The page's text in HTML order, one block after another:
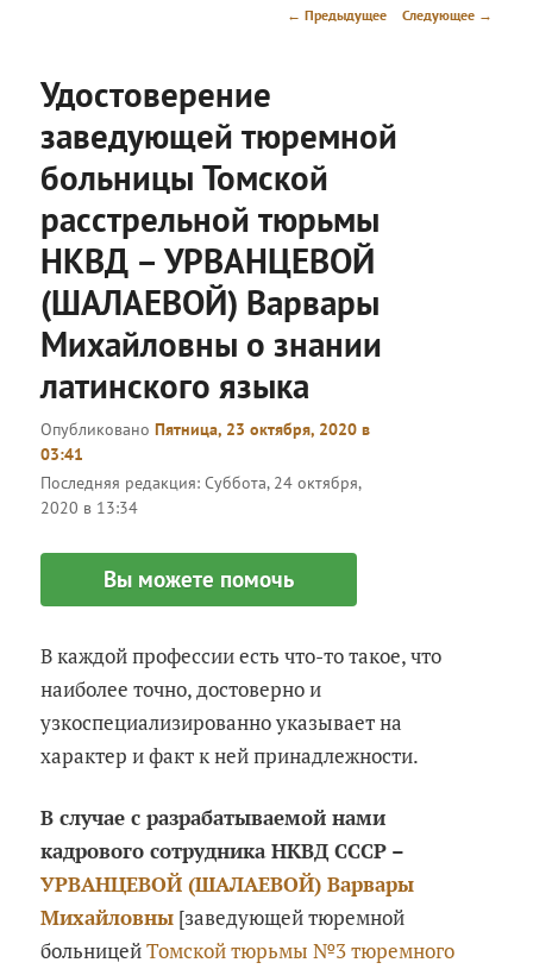
Навигация
← Предыдущее Следующее →
Удостоверение
заведующей тюремной
больницы Томской
расстрельной тюрьмы
НКВД – УРВАНЦЕВОЙ
(ШАЛАЕВОЙ) Варвары
Михайловны о знании
латинского языка
ОпубликованоПятница, 23 октября, 2020 в
03:41
Последняя редакция: Суббота, 24 октября,
2020 в 13:34
Вы можете помочь
В каждой профессии есть что-то такое, что
наиболее точно, достоверно и
узкоспециализированно указывает на
характер и факт к ней принадлежности.
В случае с разрабатываемой нами
кадрового сотрудника НКВД СССР –
УРВАНЦЕВОЙ (ШАЛАЕВОЙ) Варвары
Михайловны [заведующей тюремной
больницейТомской тюрьмы №3 тюремного